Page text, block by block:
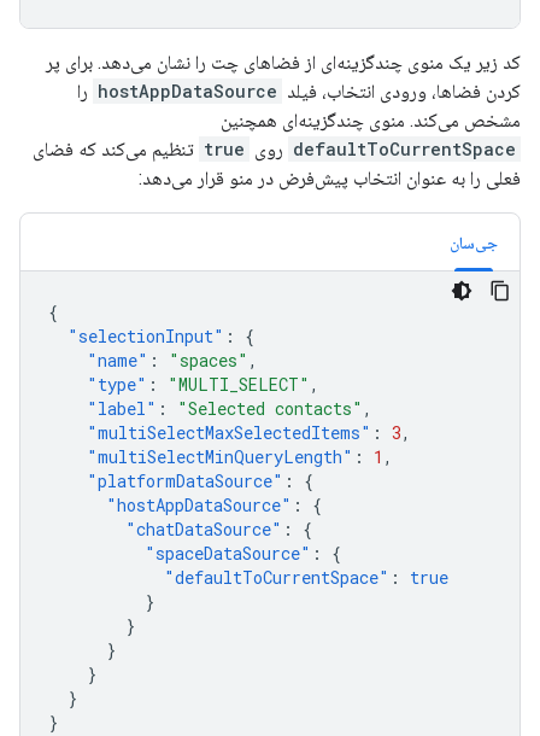
کد زیر یک منوی چندگزینه‌ای از فضاهای چت را نشان می‌دهد. برای پر
کردن فضاها، ورودی انتخاب، فیلد hostAppDataSource را
مشخص می‌کند. منوی چندگزینه‌ای همچنین
defaultToCurrentSpace روی true تنظیم می‌کند که فضای
فعلی را به عنوان انتخاب پیش‌فرض در منو قرار می‌دهد:
جی‌سان
{
"selectionInput" :
{
"name" : "spaces" ,
"type" : "MULTI_SELECT" ,
"label" : "Selected contacts" ,
"multiSelectMaxSelectedItems" : 3,
"multiSelectMinQueryLength" : 1 ,
"platformDataSource" :
{
"hostAppDataSource" :
{
"chatDataSource" :
{
"spaceDataSource" :
{
"defaultToCurrentSpace" :
true
}
}
}
}
}
}